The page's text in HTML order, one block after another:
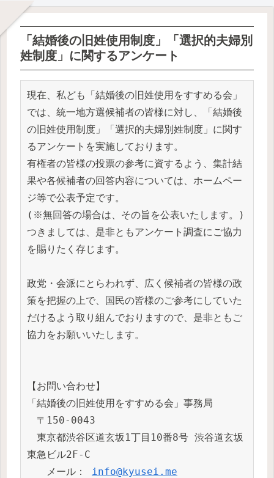
「結婚後の旧姓使用制度」「選択的夫婦別
姓制度」に関するアンケート
現在、私ども「結婚後の旧姓使用をすすめる会」
では、統一地方選候補者の皆様に対し、「結婚後
の旧姓使用制度」「選択的夫婦別姓制度」に関す
るアンケートを実施しております。
有権者の皆様の投票の参考に資するよう、集計結
果や各候補者の回答内容については、ホームペー
ジ等で公表予定です。
(※無回答の場合は、その旨を公表いたします。)
つきましては、是非ともアンケート調査にご協力
を賜りたく存じます。
政党・会派にとらわれず、広く候補者の皆様の政
策を把握の上で、国民の皆様のご参考にしていた
だけるよう取り組んでおりますので、是非ともご
協力をお願いいたします。
【お問い合わせ】
「結婚後の旧姓使用をすすめる会」事務局
〒150-0043
東京都渋谷区道玄坂1丁目10番8号 渋谷道玄坂
東急ビル2F-C
メール： info@kyusei.me